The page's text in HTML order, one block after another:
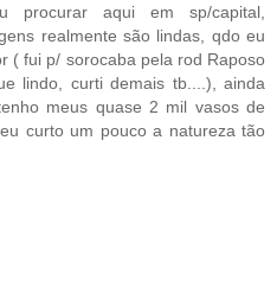
procurar aqui em sp/capital,
realmente são lindas, qdo eu
( fui p/ sorocaba pela rod Raposo
lindo, curti demais tb....), ainda
meus quase 2 mil vasos de
curto um pouco a natureza tão